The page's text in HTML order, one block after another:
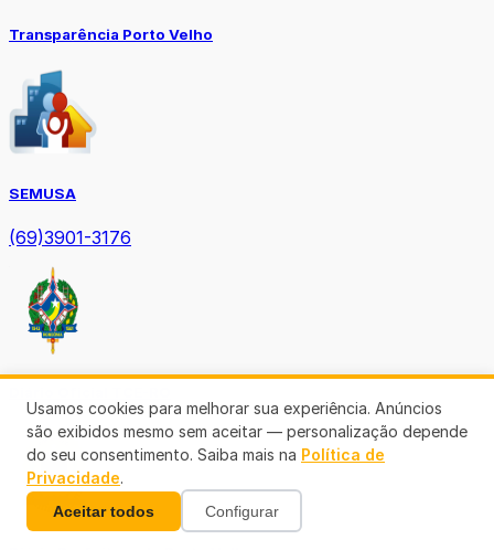
Transparência Porto Velho
SEMUSA
(69)3901-3176
Usamos cookies para melhorar sua experiência. Anúncios
são exibidos mesmo sem aceitar — personalização depende
do seu consentimento. Saiba mais na Política de
Privacidade.
Aceitar todos Configurar